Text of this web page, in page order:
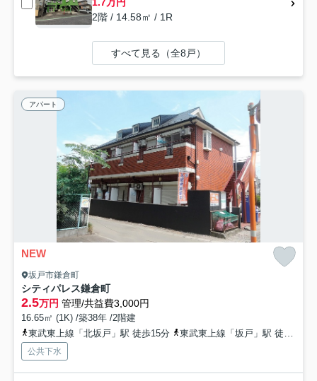
1.7万円
2階 / 14.58㎡ / 1R
すべて見る（全8戸）
アパート
NEW
坂戸市鎌倉町
シティパレス鎌倉町
2.5万円 管理/共益費3,000円
16.65㎡ (1K) /築38年 /2階建
東武東上線「北坂戸」駅 徒歩15分
東武東上線「坂戸」駅 徒歩22分
公共下水